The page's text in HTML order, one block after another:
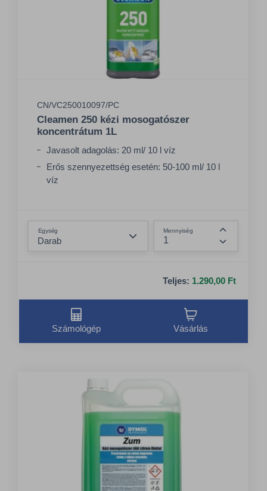
CN/VC250010097/PC
Cleamen 250 kézi mosogatószer
koncentrátum 1L
Javasolt adagolás: 20 ml/ 10 l víz
Erős szennyezettség esetén: 50-100 ml/ 10 l
víz
Egység Mennyiség
Összeg
Teljes: 1.290,00 Ft
Számológép Vásárlás